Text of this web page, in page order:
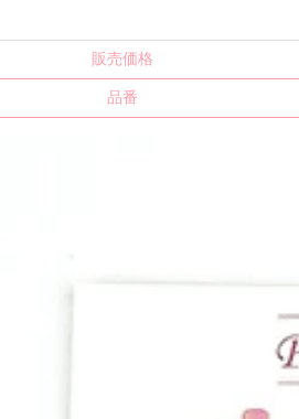
販売価格
品番